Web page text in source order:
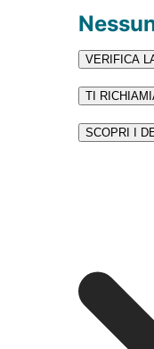
VERIFICA
TI
SCOPRI I